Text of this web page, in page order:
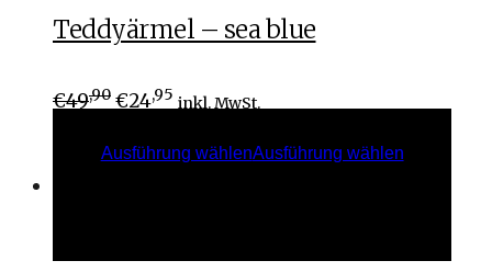
Teddyärmel – sea blue
€49,90 €24,95 inkl. MwSt.
Ausführung wählenAusführung wählen